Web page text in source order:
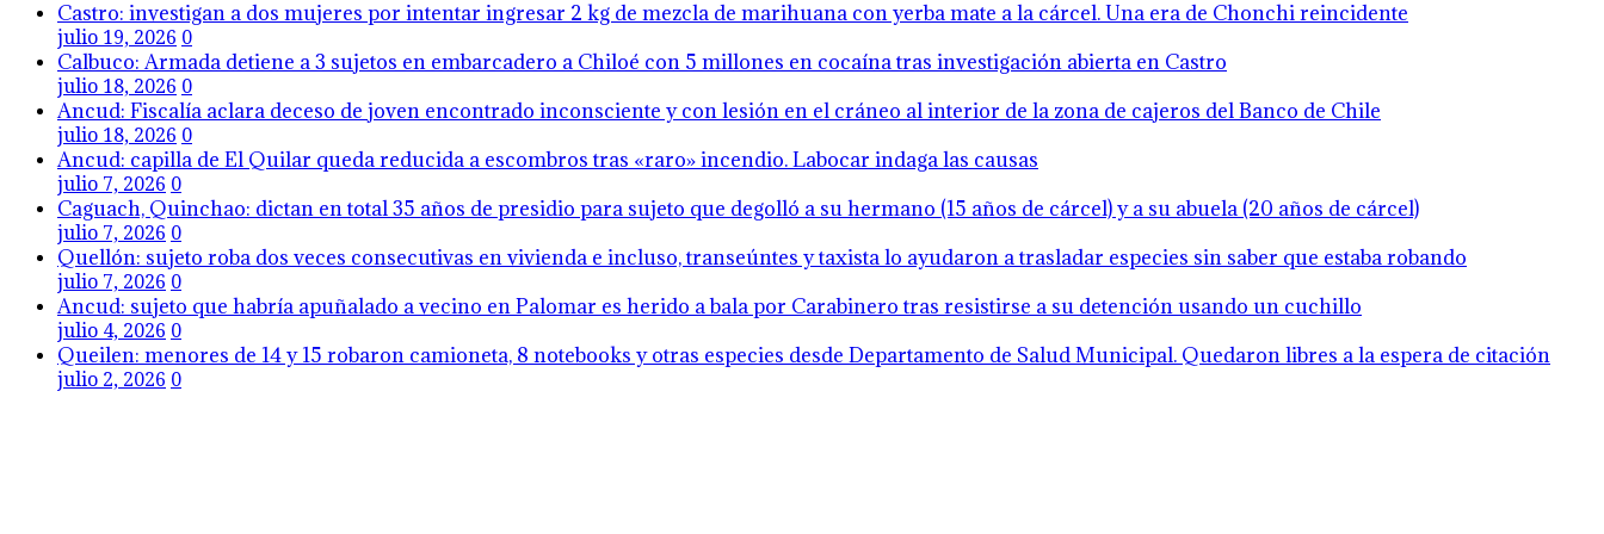
Castro: investigan a dos mujeres por intentar ingresar 2 kg de mezcla de marihuana con yerba mate a la cárcel. Una era de Chonchi reincidente
julio 19, 2026 0
Calbuco: Armada detiene a 3 sujetos en embarcadero a Chiloé con 5 millones en cocaína tras investigación abierta en Castro
julio 18, 2026 0
Ancud: Fiscalía aclara deceso de joven encontrado inconsciente y con lesión en el cráneo al interior de la zona de cajeros del Banco de Chile
julio 18, 2026 0
Ancud: capilla de El Quilar queda reducida a escombros tras «raro» incendio. Labocar indaga las causas
julio 7, 2026 0
Caguach, Quinchao: dictan en total 35 años de presidio para sujeto que degolló a su hermano (15 años de cárcel) y a su abuela (20 años de cárcel)
julio 7, 2026 0
Quellón: sujeto roba dos veces consecutivas en vivienda e incluso, transeúntes y taxista lo ayudaron a trasladar especies sin saber que estaba robando
julio 7, 2026 0
Ancud: sujeto que habría apuñalado a vecino en Palomar es herido a bala por Carabinero tras resistirse a su detención usando un cuchillo
julio 4, 2026 0
Queilen: menores de 14 y 15 robaron camioneta, 8 notebooks y otras especies desde Departamento de Salud Municipal. Quedaron libres a la espera de citación
julio 2, 2026 0